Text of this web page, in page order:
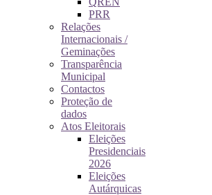
PRR
Relações
Internacionais /
Geminações
Transparência
Municipal
Contactos
Proteção de
dados
Atos Eleitorais
Eleições
Presidenciais
2026
Eleições
Autárquicas